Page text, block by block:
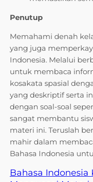
Penutup
Memahami denah
yang juga
Indonesia. Melalui
untuk membaca
kosakata spasial
yang deskriptif serta
dengan soal-soal
sangat membantu
materi ini. Teruslah
mahir dalam
Bahasa Indonesia
Bahasa Indonesia